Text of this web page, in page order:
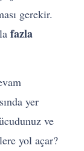
gerekir.
fazla
yer
ve
yol açar?